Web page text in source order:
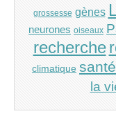
grossesse gènes
neurones oiseaux
recherche
climatique santé
la